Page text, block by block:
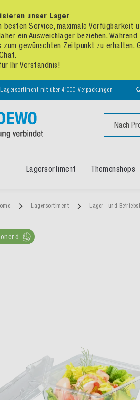
unser Lager
besten Service, maximale Verfügbarkeit
ein Ausweichlager beziehen.
zum gewünschten Zeitpunkt zu
Ihr Verständnis!
mit über 4'000 Verpackungen
Lagersortiment Themenshops
Lagersortiment Lager- und